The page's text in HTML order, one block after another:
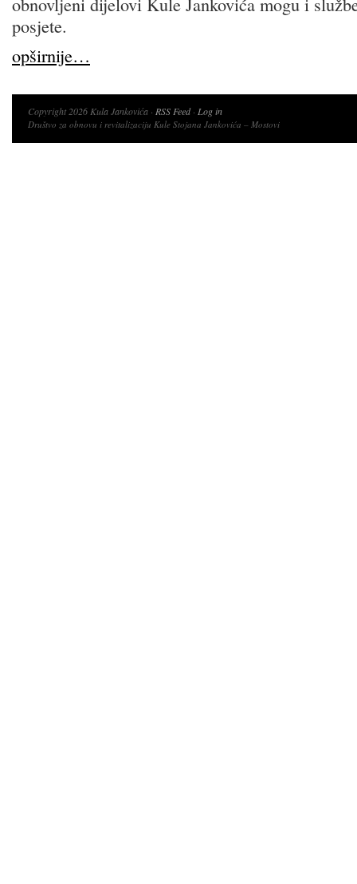
posjete.
opširnije…
Copyright 2026 Kula Jankovića · RSS Feed· Log in
Društvo za obnovu i revitalizaciju Kule Stojana Jankovića – Mostovi